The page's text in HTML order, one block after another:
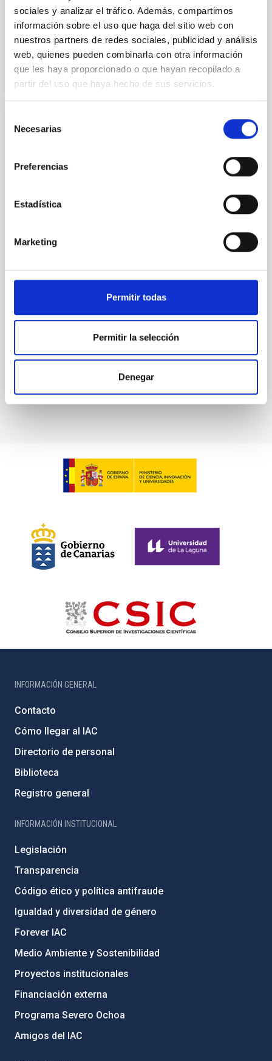
sociales y analizar el tráfico. Además, compartimos
información sobre el uso que haga del sitio web con
nuestros partners de redes sociales, publicidad y análisis
web, quienes pueden combinarla con otra información
que les haya proporcionado o que hayan recopilado a
partir del uso que haya hecho de sus servicios.
Necesarias
Preferencias
Estadística
Marketing
Permitir todas
Permitir la selección
Denegar
Fecha de publicación: 5 2026
NÚMERO DE CITAS
SIN ÁRBITRO
Habitable Worlds
(SMBH) activity on habitability has garnered
attention, the specific effects of active galactic nuclei
on planetary atmospheres remain largely
Waas, Jourdan et al.
Fecha de publicación: 6 2026
BIBCODE 2026ASTCS..1100130W
INFORMACIÓN GENERAL
Contacto
Cómo llegar al IAC
Directorio de personal
Biblioteca
Registro general
INFORMACIÓN INSTITUCIONAL
Legislación
Transparencia
Código ético y política antifraude
Igualdad y diversidad de género
Forever IAC
Medio Ambiente y Sostenibilidad
Proyectos institucionales
Financiación externa
Programa Severo Ochoa
Amigos del IAC